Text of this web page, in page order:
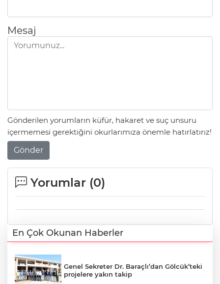
Mesaj
Gönderilen yorumların küfür, hakaret ve suç unsuru
içermemesi gerektiğini okurlarımıza önemle hatırlatırız!
Gönder
Yorumlar (0)
En Çok Okunan Haberler
Genel Sekreter Dr. Baraçlı’dan Gölcük’teki
projelere yakın takip